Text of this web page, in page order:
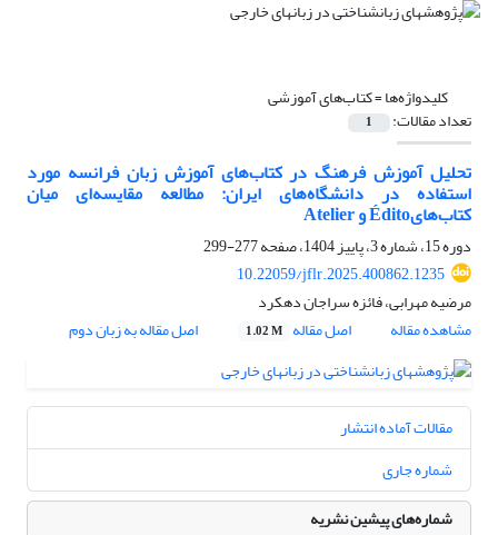
کلیدواژه‌ها =کتاب‌های آموزشی
تعداد مقالات: 1
تحلیل آموزش فرهنگ در کتاب‌های آموزش زبان فرانسه مورد
استفاده در دانشگاه‌های ایران: مطالعه‌ مقایسه‌ای میان
کتاب‌هایÉdito و Atelier
دوره 15، شماره 3، پاییز 1404، صفحه
277-299
10.22059/jflr.2025.400862.1235
مرضیه مهرابی، فائزه سراجان دهکرد
مشاهده مقاله
اصل مقاله 1.02 M اصل مقاله به زبان دوم
مقالات آماده انتشار
شماره جاری
شماره‌های پیشین نشریه